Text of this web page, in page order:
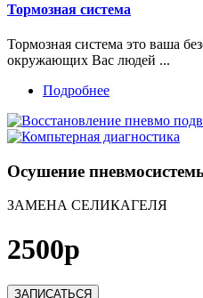
Тормозная система
Тормозная система это ваша
окружающих Вас людей ...
Подробнее
Осушение
ЗАМЕНА СЕЛИКАГЕЛЯ
2500р
ЗАПИСАТЬСЯ